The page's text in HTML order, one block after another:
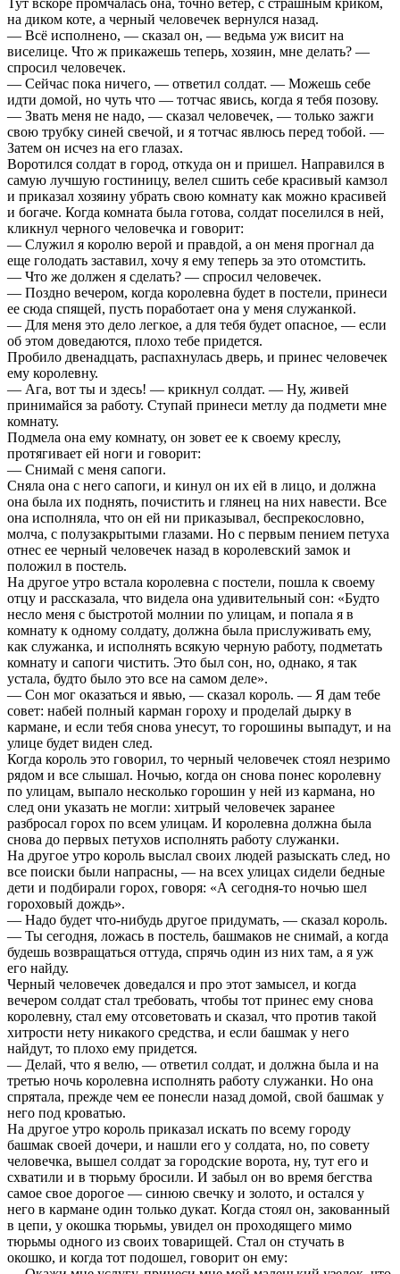
Тут вскоре промчалась она, точно ветер, с страшным криком,
на диком коте, а черный человечек вернулся назад.
— Всё исполнено, — сказал он, — ведьма уж висит на
виселице. Что ж прикажешь теперь, хозяин, мне делать? —
спросил человечек.
— Сейчас пока ничего, — ответил солдат. — Можешь себе
идти домой, но чуть что — тотчас явись, когда я тебя позову.
— Звать меня не надо, — сказал человечек, — только зажги
свою трубку синей свечой, и я тотчас явлюсь перед тобой. —
Затем он исчез на его глазах.
Воротился солдат в город, откуда он и пришел. Направился в
самую лучшую гостиницу, велел сшить себе красивый камзол
и приказал хозяину убрать свою комнату как можно красивей
и богаче. Когда комната была готова, солдат поселился в ней,
кликнул черного человечка и говорит:
— Служил я королю верой и правдой, а он меня прогнал да
еще голодать заставил, хочу я ему теперь за это отомстить.
— Что же должен я сделать? — спросил человечек.
— Поздно вечером, когда королевна будет в постели, принеси
ее сюда спящей, пусть поработает она у меня служанкой.
— Для меня это дело легкое, а для тебя будет опасное, — если
об этом доведаются, плохо тебе придется.
Пробило двенадцать, распахнулась дверь, и принес человечек
ему королевну.
— Ага, вот ты и здесь! — крикнул солдат. — Ну, живей
принимайся за работу. Ступай принеси метлу да подмети мне
комнату.
Подмела она ему комнату, он зовет ее к своему креслу,
протягивает ей ноги и говорит:
— Снимай с меня сапоги.
Сняла она с него сапоги, и кинул он их ей в лицо, и должна
она была их поднять, почистить и глянец на них навести. Все
она исполняла, что он ей ни приказывал, беспрекословно,
молча, с полузакрытыми глазами. Но с первым пением петуха
отнес ее черный человечек назад в королевский замок и
положил в постель.
На другое утро встала королевна с постели, пошла к своему
отцу и рассказала, что видела она удивительный сон: «Будто
несло меня с быстротой молнии по улицам, и попала я в
комнату к одному солдату, должна была прислуживать ему,
как служанка, и исполнять всякую черную работу, подметать
комнату и сапоги чистить. Это был сон, но, однако, я так
устала, будто было это все на самом деле».
— Сон мог оказаться и явью, — сказал король. — Я дам тебе
совет: набей полный карман гороху и проделай дырку в
кармане, и если тебя снова унесут, то горошины выпадут, и на
улице будет виден след.
Когда король это говорил, то черный человечек стоял незримо
рядом и все слышал. Ночью, когда он снова понес королевну
по улицам, выпало несколько горошин у ней из кармана, но
след они указать не могли: хитрый человечек заранее
разбросал горох по всем улицам. И королевна должна была
снова до первых петухов исполнять работу служанки.
На другое утро король выслал своих людей разыскать след, но
все поиски были напрасны, — на всех улицах сидели бедные
дети и подбирали горох, говоря: «А сегодня-то ночью шел
гороховый дождь».
— Надо будет что-нибудь другое придумать, — сказал король.
— Ты сегодня, ложась в постель, башмаков не снимай, а когда
будешь возвращаться оттуда, спрячь один из них там, а я уж
его найду.
Черный человечек доведался и про этот замысел, и когда
вечером солдат стал требовать, чтобы тот принес ему снова
королевну, стал ему отсоветовать и сказал, что против такой
хитрости нету никакого средства, и если башмак у него
найдут, то плохо ему придется.
— Делай, что я велю, — ответил солдат, и должна была и на
третью ночь королевна исполнять работу служанки. Но она
спрятала, прежде чем ее понесли назад домой, свой башмак у
него под кроватью.
На другое утро король приказал искать по всему городу
башмак своей дочери, и нашли его у солдата, но, по совету
человечка, вышел солдат за городские ворота, ну, тут его и
схватили и в тюрьму бросили. И забыл он во время бегства
самое свое дорогое — синюю свечку и золото, и остался у
него в кармане один только дукат. Когда стоял он, закованный
в цепи, у окошка тюрьмы, увидел он проходящего мимо
тюрьмы одного из своих товарищей. Стал он стучать в
окошко, и когда тот подошел, говорит он ему: